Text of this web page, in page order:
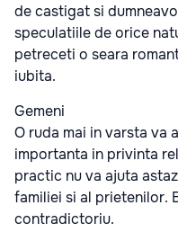
de castigat si
speculatiile de orice
petreceti o seara
iubita.
Gemeni
O ruda mai in varsta va
importanta in privinta
practic nu va ajuta
familiei si al prietenilor.
contradictoriu.